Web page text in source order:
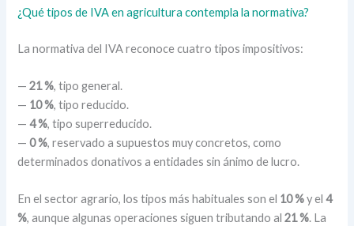
¿Qué tipos de IVA en agricultura contempla la normativa?
La normativa del IVA reconoce cuatro tipos impositivos:
—21 %, tipo general.
— 10 %, tipo reducido.
—4 %, tipo superreducido.
—0 %, reservado a supuestos muy concretos, como
determinados donativos a entidades sin ánimo de lucro.
En el sector agrario, los tipos más habituales son el 10 %y el4
%, aunque algunas operaciones siguen tributando al21 %. La